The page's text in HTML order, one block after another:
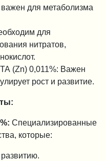
важен для метаболизма
для
нитратов,
(Zn) 0,011%: Важен
рост и развитие.
Специализированные
которые: